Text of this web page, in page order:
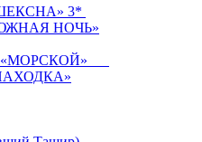
3*
НОЧЬ»
«МОРСКОЙ»